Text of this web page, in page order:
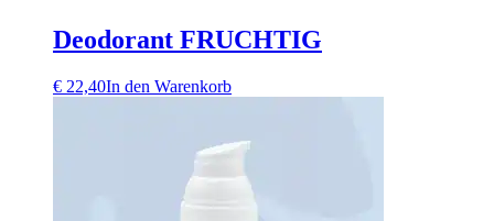
Deodorant FRUCHTIG
€ 22,40In den Warenkorb